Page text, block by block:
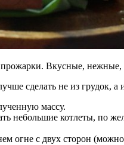
Вкусные, нежные,
сделать не из грудок, а
массу.
небольшие котлеты, по
огне с двух сторон